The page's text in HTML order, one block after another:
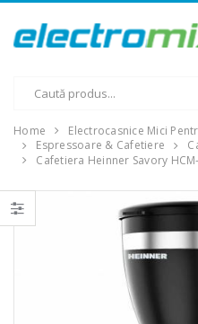
Home
Electrocasnice Mici
Espressoare & Cafetiere
Cafetiera Heinner Savory